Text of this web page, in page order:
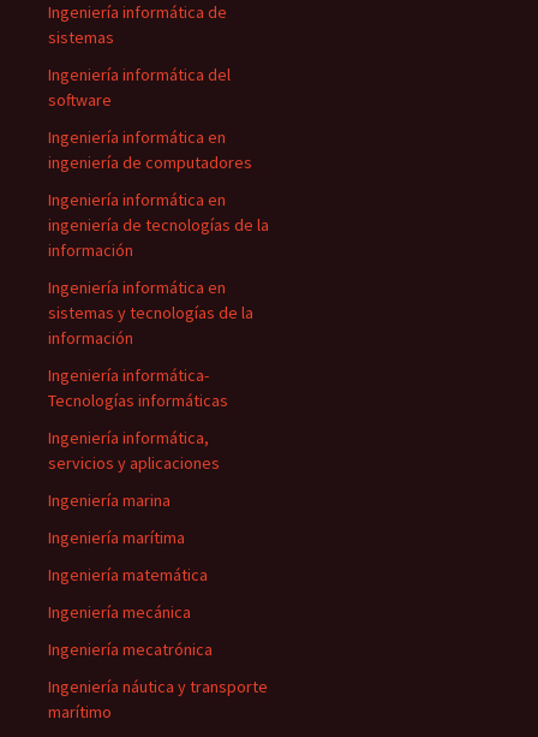
Ingeniería informática de
sistemas
Ingeniería informática del
software
Ingeniería informática en
ingeniería de computadores
Ingeniería informática en
ingeniería de tecnologías de la
información
Ingeniería informática en
sistemas y tecnologías de la
información
Ingeniería informática-
Tecnologías informáticas
Ingeniería informática,
servicios y aplicaciones
Ingeniería marina
Ingeniería marítima
Ingeniería matemática
Ingeniería mecánica
Ingeniería mecatrónica
Ingeniería náutica y transporte
marítimo